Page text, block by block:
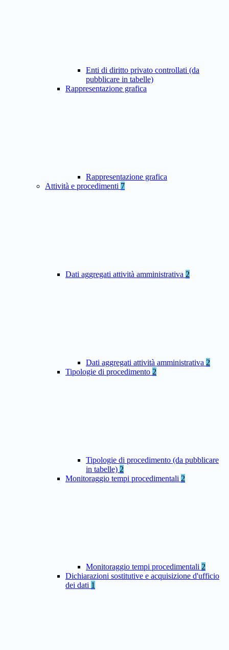
Enti di diritto privato controllati (da
pubblicare in tabelle)
Rappresentazione grafica
Rappresentazione grafica
Attività e procedimenti 7
Dati aggregati attività amministrativa 2
Dati aggregati attività amministrativa 2
Tipologie di procedimento 2
Tipologie di procedimento (da pubblicare
in tabelle) 2
Monitoraggio tempi procedimentali 2
Monitoraggio tempi procedimentali 2
Dichiarazioni sostitutive e acquisizione d'ufficio
dei dati 1